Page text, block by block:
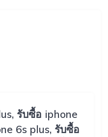
รับซื้อ iphone
6s plus, รับซื้อ